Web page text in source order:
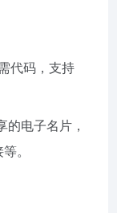
代码，支持
的电子名片，
。